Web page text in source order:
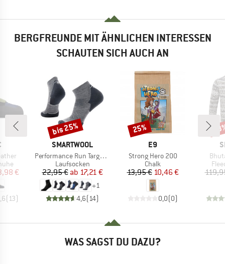
BERGFREUNDE MIT ÄHNLICHEN INTERESSEN
SCHAUTEN SICH AUCH AN
Preis
€
(13)
MARKE
SMARTWOOL
Artikel
Performance Run Targeted Cushion Ankle
Produktgruppe
Laufsocken
Preis
22,95 € reduzierter Preis
ab 17,21 €
+1
4,6(14)
Rabatt
bis 25%
MARKE
E9
Artikel
Strong Hero 200
Produktgruppe
Chalk
Preis
13,95 €reduzierter Preis
10,46 €
0,0(0)
Rabatt
25%
WAS SAGST DU DAZU?